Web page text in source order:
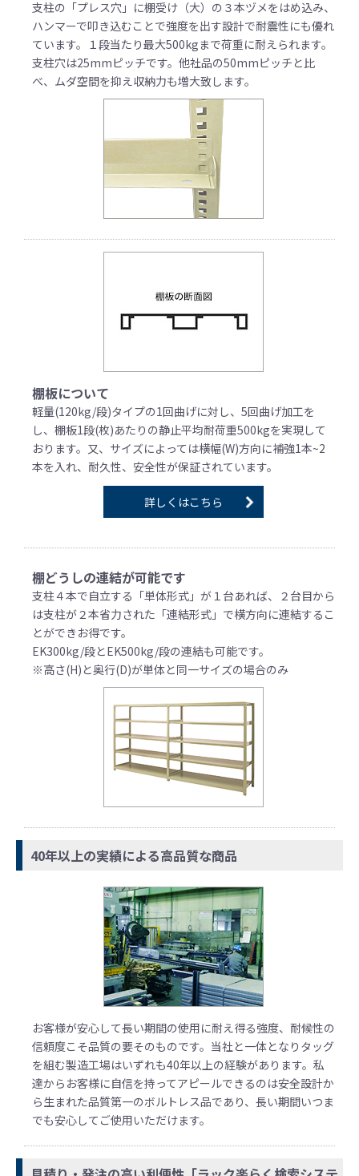
支柱の「プレス穴」に棚受け（大）の３本ヅメをはめ込み、
ハンマーで叩き込むことで強度を出す設計で耐震性にも優れ
ています。１段当たり最大500kgまで荷重に耐えられます。
支柱穴は25mmピッチです。他社品の50mmピッチと比
べ、ムダ空間を抑え収納力も増大致します。
棚板について
軽量(120kg/段)タイプの1回曲げに対し、5回曲げ加工を
し、棚板1段(枚)あたりの静止平均耐荷重500kgを実現して
おります。又、サイズによっては横幅(W)方向に補強1本~2
本を入れ、耐久性、安全性が保証されています。
詳しくはこちら
棚どうしの連結が可能です
支柱４本で自立する「単体形式」が１台あれば、２台目から
は支柱が２本省力された「連結形式」で横方向に連結するこ
とができお得です。
EK300kg/段とEK500kg/段の連結も可能です。
※高さ(H)と奥行(D)が単体と同一サイズの場合のみ
40年以上の実績による高品質な商品
お客様が安心して長い期間の使用に耐え得る強度、耐候性の
信頼度こそ品質の要そのものです。当社と一体となりタッグ
を組む製造工場はいずれも40年以上の経験があります。私
達からお客様に自信を持ってアピールできるのは安全設計か
ら生まれた品質第一のボルトレス品であり、長い期間いつま
でも安心してご使用いただけます。